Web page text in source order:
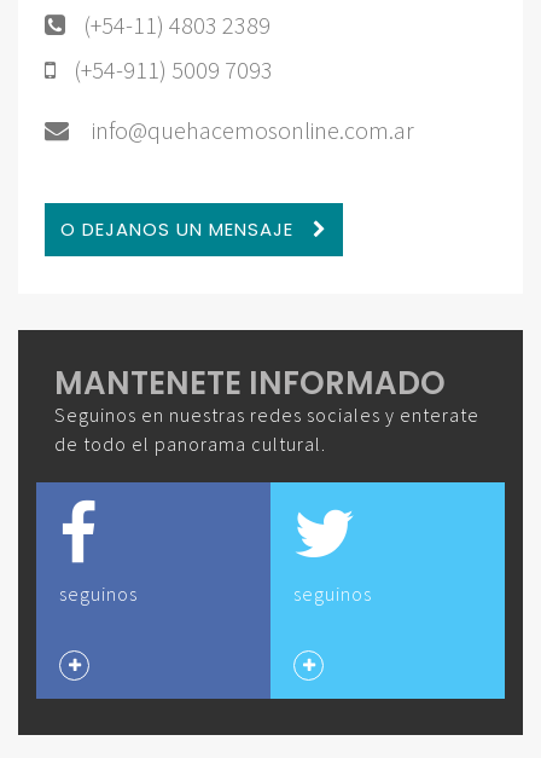
(+54-11) 4803 2389
(+54-911) 5009 7093
info@quehacemosonline.com.ar
O DEJANOS UN MENSAJE
MANTENETE INFORMADO
Seguinos en nuestras redes sociales y enterate
de todo el panorama cultural.
seguinos seguinos